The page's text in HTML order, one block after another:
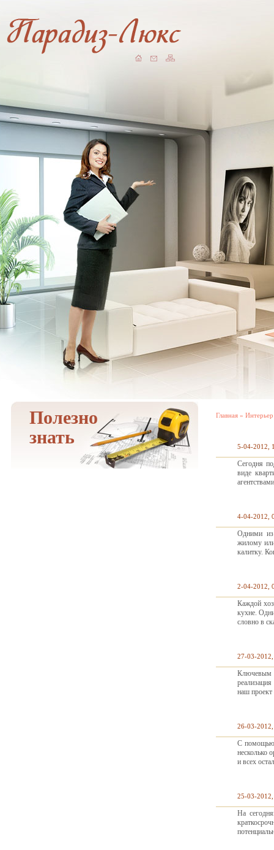
Полезно
знать
Главная » Интерьер
5-04-2012,
Сегодня
виде
4-04-2012,
Одними из
жилому
калитку.
2-04-2012,
Каждой
кухне.
словно в
27-03-
Ключевым
наш проект
26-03-
С помощью
несколько
и всех
25-03-
На